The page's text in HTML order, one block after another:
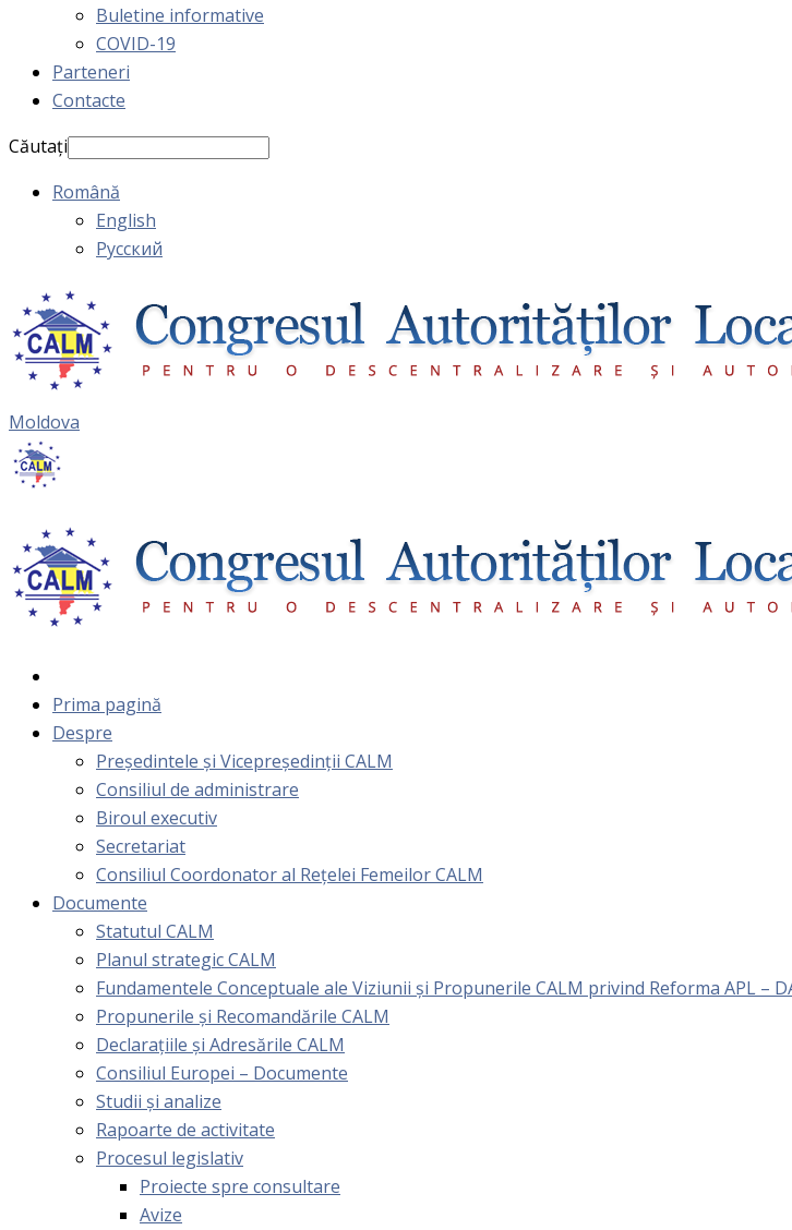
Buletine informative
COVID-19
Parteneri
Contacte
Căutați
Română
English
Русский
Moldova
Prima pagină
Despre
Președintele și Vicepreședinții CALM
Consiliul de administrare
Biroul executiv
Secretariat
Consiliul Coordonator al Rețelei Femeilor CALM
Documente
Statutul CALM
Planul strategic CALM
Fundamentele Conceptuale ale Viziunii și Propunerile CALM privind Reforma APL –
Propunerile și Recomandările CALM
Declarațiile și Adresările CALM
Consiliul Europei – Documente
Studii și analize
Rapoarte de activitate
Procesul legislativ
Proiecte spre consultare
Avize